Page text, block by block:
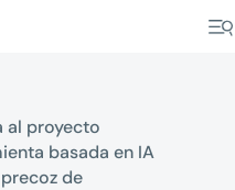
al proyecto
basada en IA
de